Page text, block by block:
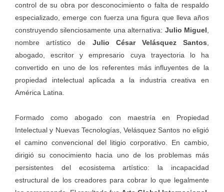
control de su obra por desconocimiento o falta de respaldo
especializado, emerge con fuerza una figura que lleva años
construyendo silenciosamente una alternativa: Julio Miguel
nombre artístico de Julio César Velásquez Santos
abogado, escritor y empresario cuya trayectoria lo ha
convertido en uno de los referentes más influyentes de la
propiedad intelectual aplicada a la industria creativa en
América Latina.
Formado como abogado con maestría en Propiedad
Intelectual y Nuevas Tecnologías, Velásquez Santos no eligió
el camino convencional del litigio corporativo. En cambio,
dirigió su conocimiento hacia uno de los problemas más
persistentes del ecosistema artístico: la incapacidad
estructural de los creadores para cobrar lo que legalmente